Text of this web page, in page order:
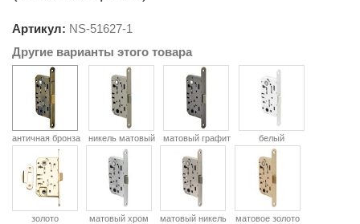
Артикул: NS-51627-1
Другие варианты этого товара
античная бронза никель матовый матовый графит белый
золото матовый хром матовый никель матовое золото